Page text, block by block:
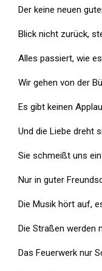
Der keine neuen
Blick nicht zurück,
Alles passiert, wie
Wir gehen von der
Es gibt keinen
Und die Liebe dreht
Sie schmeißt uns
Nur in guter
Die Musik hört auf,
Die Straßen werden
Das Feuerwerk nur